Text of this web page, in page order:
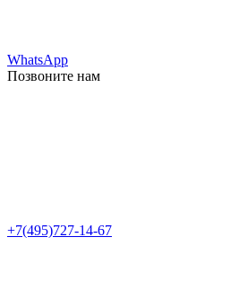
WhatsApp
Позвоните нам
+7(495)727-14-67